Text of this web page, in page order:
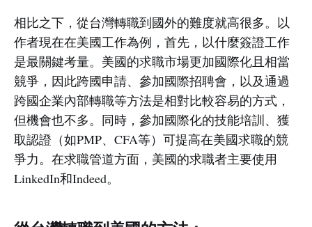
相比之下，從台灣轉職到國外的難度就高很多。以
作者現在在美國工作為例，首先，以什麼簽證工作
是最關鍵考量。美國的求職市場更加國際化且相當
競爭，因此跨國申請、參加國際招聘會，以及通過
跨國企業內部轉職等方法是相對比較容易的方式，
但機會也不多。同時，參加國際化的技能培訓、獲
取認證（如PMP、CFA等）可提高在美國求職的競
爭力。在求職管道方面，美國的求職者主要使用
LinkedIn和Indeed。